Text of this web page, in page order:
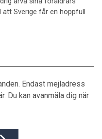
att Sverige får en hoppfull
Endast mejladress
Du kan avanmäla dig när